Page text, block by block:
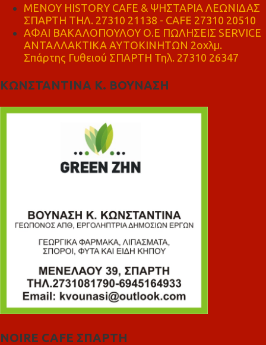
ΜΕΝΟΥ HISTORY CAFE & ΨΗΣΤΑΡΙΑ ΛΕΩΝΙΔΑΣ
ΣΠΑΡΤΗ ΤΗΛ. 27310 21138 - CAFE 27310 20510
ΑΦΑΙ ΒΑΚΑΛΟΠΟΥΛΟΥ Ο.Ε ΠΩΛΗΣΕΙΣ SERVICE
ΑΝΤΑΛΛΑΚΤΙΚΑ ΑΥΤΟΚΙΝΗΤΩΝ 2οχλμ.
Σπάρτης Γυθειού ΣΠΑΡΤΗ Τηλ. 27310 26347
ΚΩΝΣΤΑΝΤΙΝΑ Κ. ΒΟΥΝΑΣΗ
NOIRE CAFE ΣΠΑΡΤΗ